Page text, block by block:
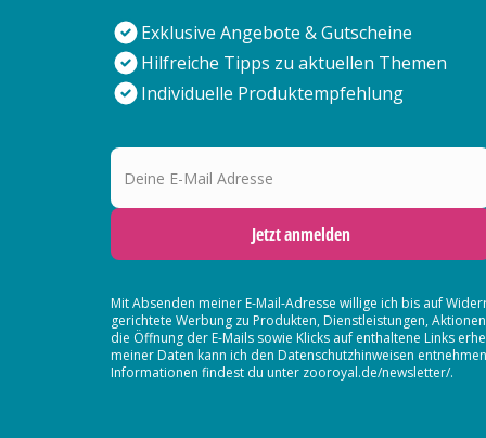
Exklusive Angebote & Gutscheine
Hilfreiche Tipps zu aktuellen Themen
Individuelle Produktempfehlung
Deine E-Mail Adresse
Jetzt anmelden
Mit Absenden meiner E-Mail-Adresse willige ich bis auf
gerichtete Werbung zu Produkten, Dienstleistungen,
die Öffnung der E-Mails sowie Klicks auf enthaltene Links
meiner Daten kann ich den Datenschutzhinweisen
Informationen findest du unter zooroyal.de/newsletter/.